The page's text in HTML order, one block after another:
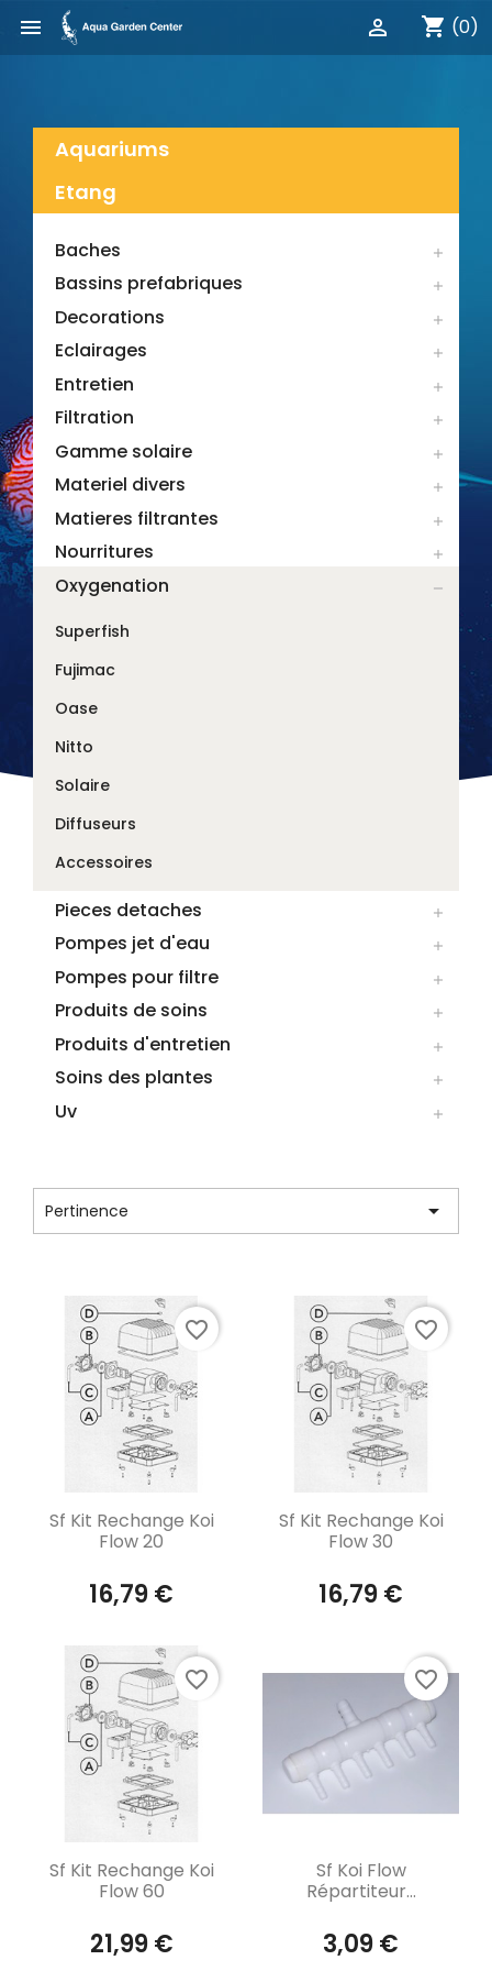
 shopping_cart (0)

Aquariums
Etang
Baches 
Bassins prefabriques 
Decorations 
Eclairages 
Entretien 
Filtration 
Gamme solaire 
Materiel divers 
Matieres filtrantes 
Nourritures 
Oxygenation 
Superfish
Fujimac
Oase
Nitto
Solaire
Diffuseurs
Accessoires
Pieces detaches 
Pompes jet d'eau 
Pompes pour filtre 
Produits de soins 
Produits d'entretien 
Soins des plantes 
Uv 
Pertinence 
Aperçu rapide
Sf Kit Rechange Koi
Flow 20
16,79 €
favorite_border
Aperçu rapide
Sf Kit Rechange Koi
Flow 30
16,79 €
favorite_border
Aperçu rapide
Sf Kit Rechange Koi
Flow 60
21,99 €
favorite_border
Aperçu rapide
Sf Koi Flow
Répartiteur...
3,09 €
favorite_border